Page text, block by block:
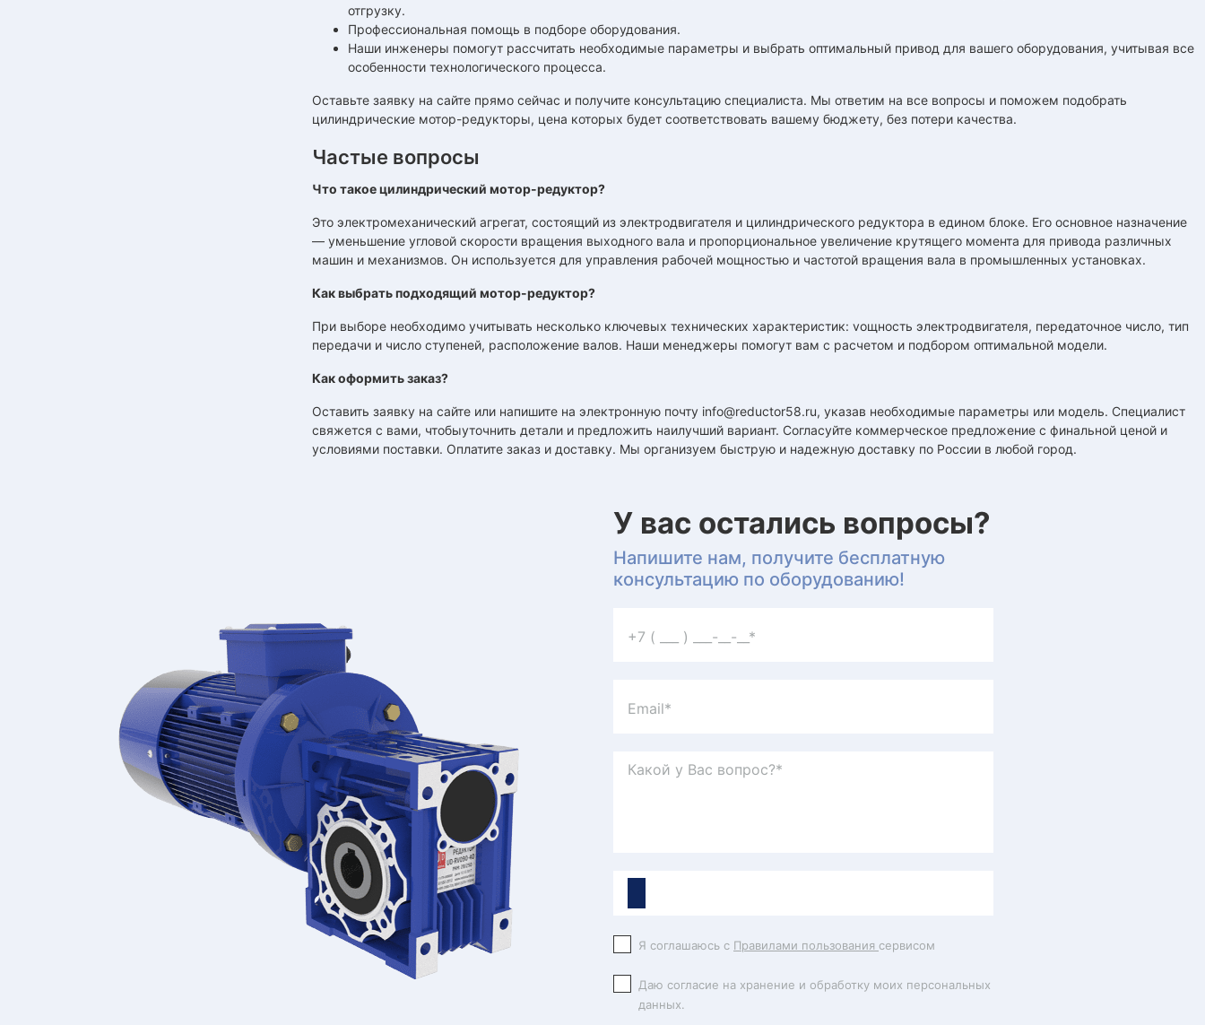
отгрузку.
Профессиональная помощь в подборе оборудования.
Наши инженеры помогут рассчитать необходимые параметры и выбрать оптимальный привод для вашего оборудования, учитывая все
особенности технологического процесса.
Оставьте заявку на сайте прямо сейчас и получите консультацию специалиста. Мы ответим на все вопросы и поможем подобрать
цилиндрические мотор-редукторы, цена которых будет соответствовать вашему бюджету, без потери качества.
Частые вопросы
Что такое цилиндрический мотор-редуктор?
Это электромеханический агрегат, состоящий из электродвигателя и цилиндрического редуктора в едином блоке. Его основное назначение
— уменьшение угловой скорости вращения выходного вала и пропорциональное увеличение крутящего момента для привода различных
машин и механизмов. Он используется для управления рабочей мощностью и частотой вращения вала в промышленных установках.
Как выбрать подходящий мотор-редуктор?
При выборе необходимо учитывать несколько ключевых технических характеристик: vощность электродвигателя, передаточное число, тип
передачи и число ступеней, расположение валов. Наши менеджеры помогут вам с расчетом и подбором оптимальной модели.
Как оформить заказ?
Оставить заявку на сайте или напишите на электронную почту info@reductor58.ru, указав необходимые параметры или модель. Специалист
свяжется с вами, чтобыуточнить детали и предложить наилучший вариант. Согласуйте коммерческое предложение с финальной ценой и
условиями поставки. Оплатите заказ и доставку. Мы организуем быструю и надежную доставку по России в любой город.
У вас остались вопросы?
Напишите нам, получите бесплатную
консультацию по оборудованию!
Я соглашаюсь с Правилами пользования сервисом
Даю согласие на хранение и обработку моих персональных
данных.